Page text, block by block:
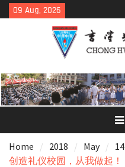
Skip
to
09 Aug, 2026
Home 2018 May
14
创造礼仪校园，从我做起！